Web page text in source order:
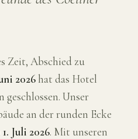
Zeit, Abschied zu
2026hat das Hotel
Unser
an der runden Ecke
1. Juli 2026. Mit unseren